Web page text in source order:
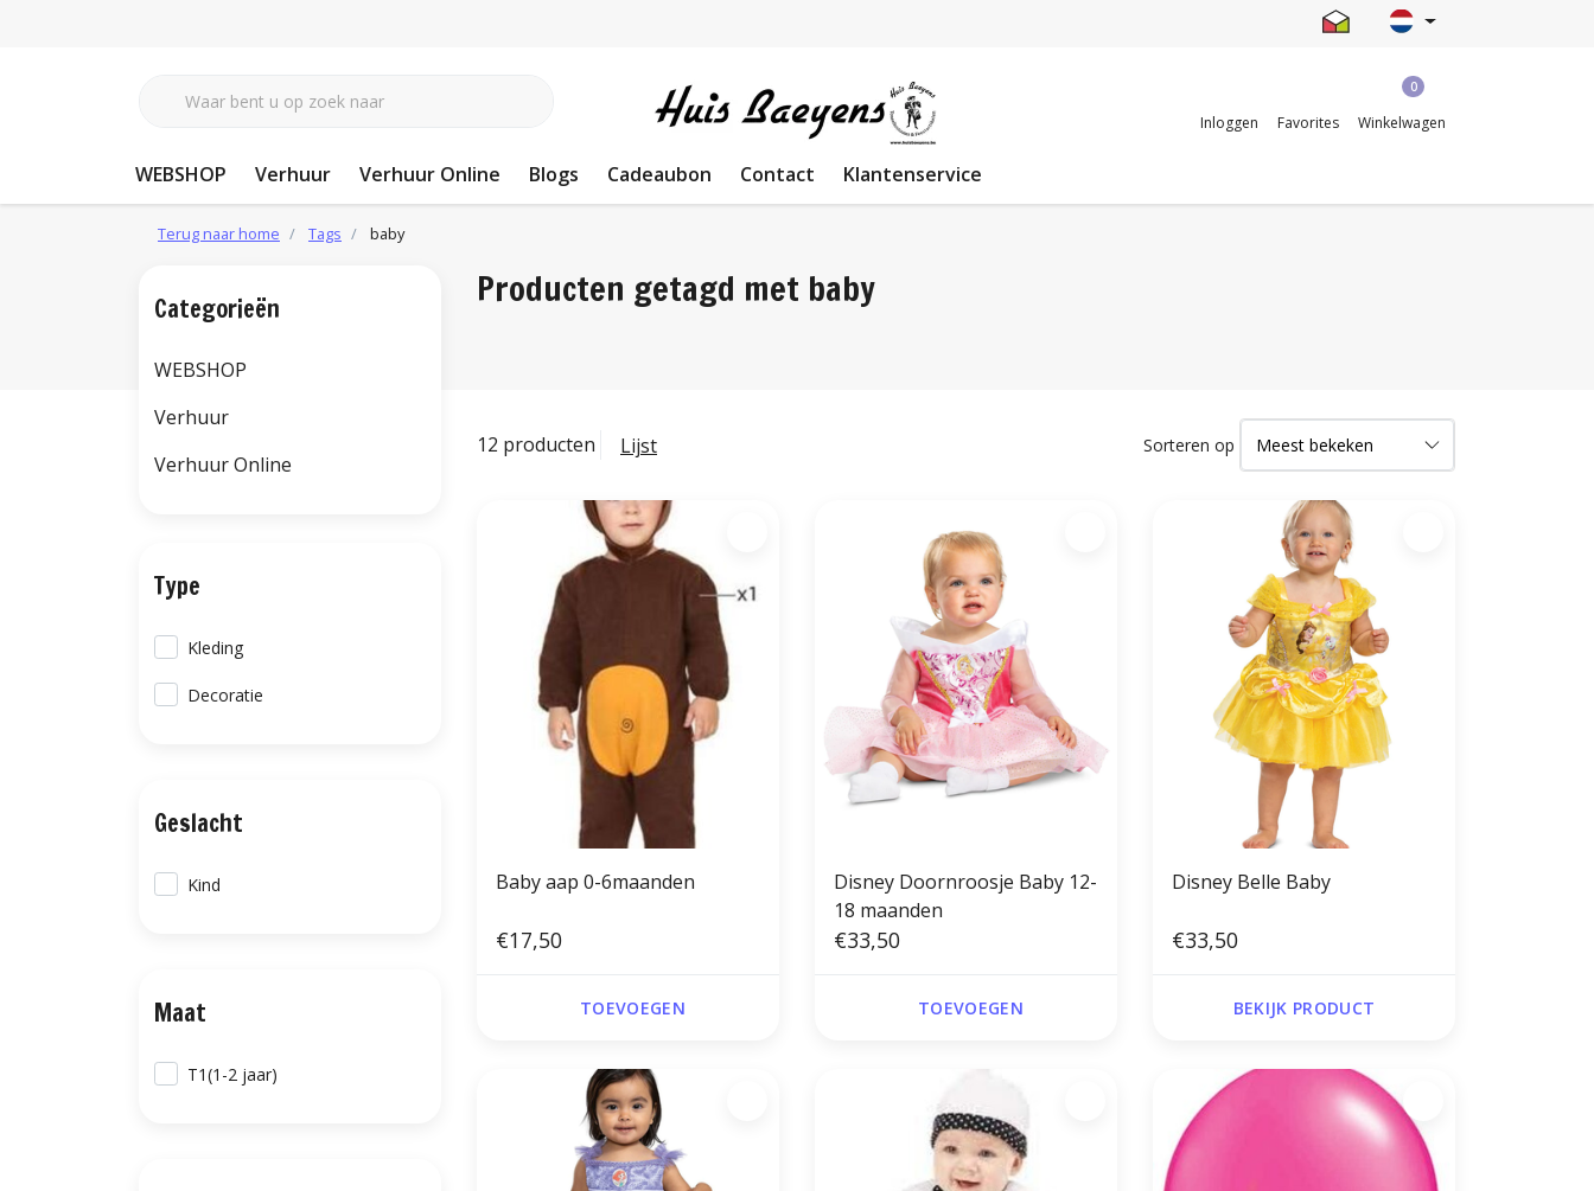
Inloggen Favorites
0
Winkelwagen
WEBSHOP Verhuur Verhuur Online Blogs Cadeaubon Contact Klantenservice
Terug naar home Tags baby
Producten getagd met baby
12 producten Lijst Sorteren op
Baby aap 0-6maanden
€17,50
TOEVOEGEN
Disney Doornroosje Baby 12-
18 maanden
€33,50
TOEVOEGEN
Disney Belle Baby
€33,50
BEKIJK PRODUCT
Categorieën
WEBSHOP
Verhuur
Verhuur Online
Type
Kleding
Decoratie
Geslacht
Kind
Maat
T1(1-2 jaar)